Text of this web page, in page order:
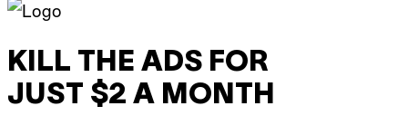
KILL THE ADS FOR
JUST $2 A MONTH